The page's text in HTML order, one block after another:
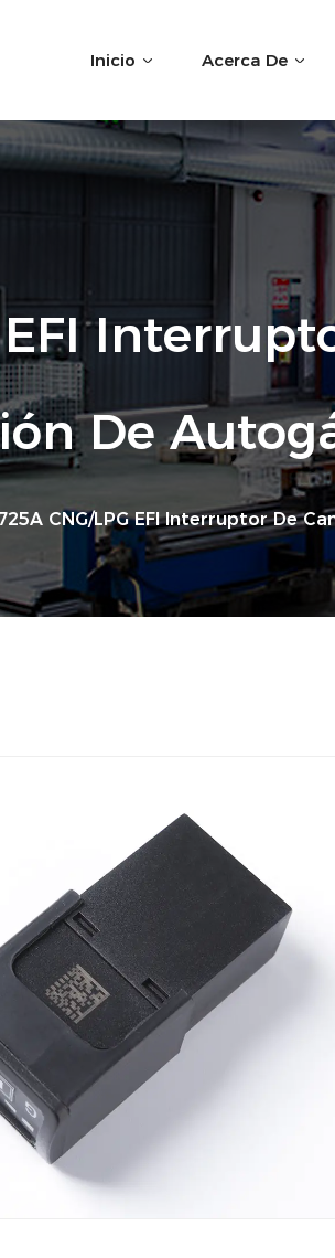
Inicio Acerca De
EFI
De
CNG/LPG EFI Interruptor De